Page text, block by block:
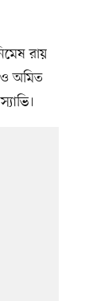
রায়
ও অমিত